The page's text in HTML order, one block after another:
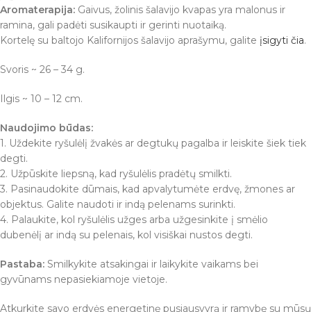
Aromaterapija: Gaivus, žolinis šalavijo kvapas yra malonus ir
ramina, gali padėti susikaupti ir gerinti nuotaiką.
Kortelę su baltojo Kalifornijos šalavijo aprašymu, galite įsigyti čia.
Svoris ~ 26 – 34 g.
Ilgis ~ 10 – 12 cm.
Naudojimo būdas:
1. Uždekite ryšulėlį žvakės ar degtukų pagalba ir leiskite šiek tiek
degti.
2. Užpūskite liepsną, kad ryšulėlis pradėtų smilkti.
3. Pasinaudokite dūmais, kad apvalytumėte erdvę, žmones ar
objektus. Galite naudoti ir indą pelenams surinkti.
4. Palaukite, kol ryšulėlis užges arba užgesinkite į smėlio
dubenėlį ar indą su pelenais, kol visiškai nustos degti.
Pastaba: Smilkykite atsakingai ir laikykite vaikams bei
gyvūnams nepasiekiamoje vietoje.
Atkurkite savo erdvės energetinę pusiausvyrą ir ramybę su mūsų